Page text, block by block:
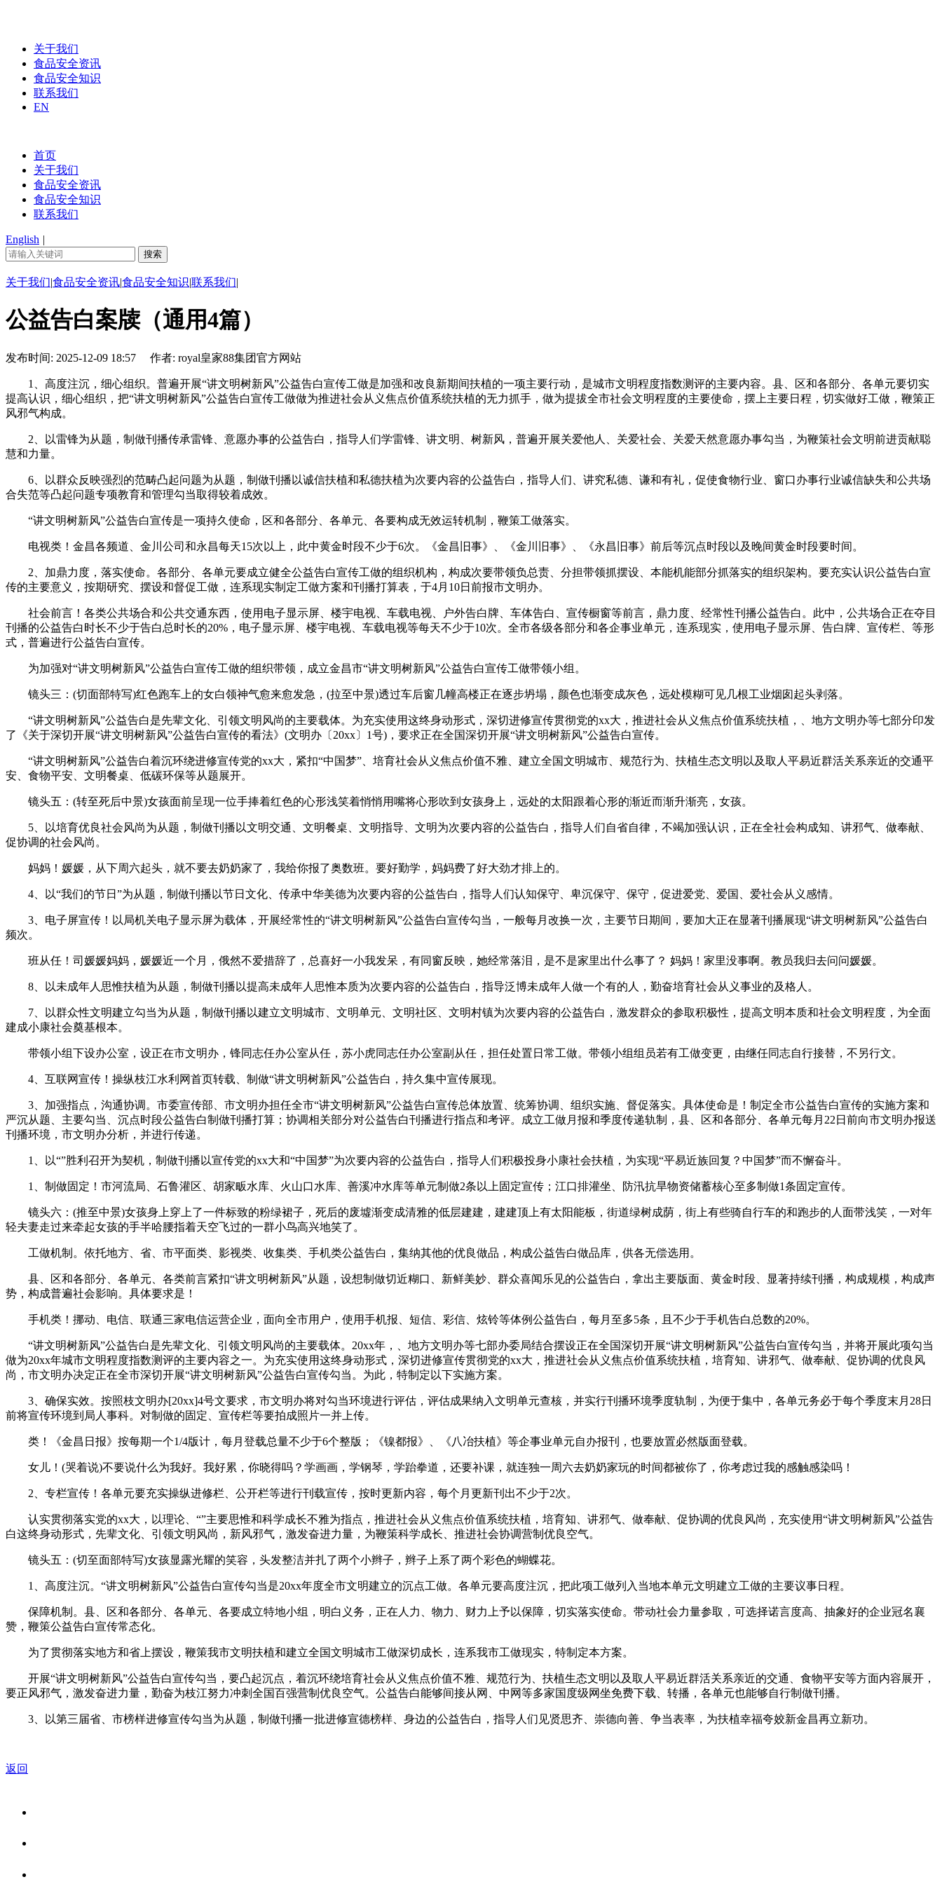
关于我们
食品安全资讯
食品安全知识
联系我们
EN
首页
关于我们
食品安全资讯
食品安全知识
联系我们
English |
关于我们|食品安全资讯|食品安全知识|联系我们|
公益告白案牍（通用4篇）
发布时间: 2025-12-09 18:57 作者: royal皇家88集团官方网站
1、高度注沉，细心组织。普遍开展“讲文明树新风”公益告白宣传工做是加强和改良新期间扶植的一项主要行动，是城市文明程度指数测评的主要内容。县、区和各部分、各单元要切实
提高认识，细心组织，把“讲文明树新风”公益告白宣传工做做为推进社会从义焦点价值系统扶植的无力抓手，做为提拔全市社会文明程度的主要使命，摆上主要日程，切实做好工做，鞭策正
风邪气构成。
2、以雷锋为从题，制做刊播传承雷锋、意愿办事的公益告白，指导人们学雷锋、讲文明、树新风，普遍开展关爱他人、关爱社会、关爱天然意愿办事勾当，为鞭策社会文明前进贡献聪
慧和力量。
6、以群众反映强烈的范畴凸起问题为从题，制做刊播以诚信扶植和私德扶植为次要内容的公益告白，指导人们、讲究私德、谦和有礼，促使食物行业、窗口办事行业诚信缺失和公共场
合失范等凸起问题专项教育和管理勾当取得较着成效。
“讲文明树新风”公益告白宣传是一项持久使命，区和各部分、各单元、各要构成无效运转机制，鞭策工做落实。
电视类！金昌各频道、金川公司和永昌每天15次以上，此中黄金时段不少于6次。《金昌旧事》、《金川旧事》、《永昌旧事》前后等沉点时段以及晚间黄金时段要时间。
2、加鼎力度，落实使命。各部分、各单元要成立健全公益告白宣传工做的组织机构，构成次要带领负总责、分担带领抓摆设、本能机能部分抓落实的组织架构。要充实认识公益告白宣
传的主要意义，按期研究、摆设和督促工做，连系现实制定工做方案和刊播打算表，于4月10日前报市文明办。
社会前言！各类公共场合和公共交通东西，使用电子显示屏、楼宇电视、车载电视、户外告白牌、车体告白、宣传橱窗等前言，鼎力度、经常性刊播公益告白。此中，公共场合正在夺目
刊播的公益告白时长不少于告白总时长的20%，电子显示屏、楼宇电视、车载电视等每天不少于10次。全市各级各部分和各企事业单元，连系现实，使用电子显示屏、告白牌、宣传栏、等形
式，普遍进行公益告白宣传。
为加强对“讲文明树新风”公益告白宣传工做的组织带领，成立金昌市“讲文明树新风”公益告白宣传工做带领小组。
镜头三：(切面部特写)红色跑车上的女白领神气愈来愈发急，(拉至中景)透过车后窗几幢高楼正在逐步坍塌，颜色也渐变成灰色，远处模糊可见几根工业烟囱起头剥落。
“讲文明树新风”公益告白是先辈文化、引领文明风尚的主要载体。为充实使用这终身动形式，深切进修宣传贯彻党的xx大，推进社会从义焦点价值系统扶植，、地方文明办等七部分印发
了《关于深切开展“讲文明树新风”公益告白宣传的看法》(文明办〔20xx〕1号)，要求正在全国深切开展“讲文明树新风”公益告白宣传。
“讲文明树新风”公益告白着沉环绕进修宣传党的xx大，紧扣“中国梦”、培育社会从义焦点价值不雅、建立全国文明城市、规范行为、扶植生态文明以及取人平易近群活关系亲近的交通平
安、食物平安、文明餐桌、低碳环保等从题展开。
镜头五：(转至死后中景)女孩面前呈现一位手捧着红色的心形浅笑着悄悄用嘴将心形吹到女孩身上，远处的太阳跟着心形的渐近而渐升渐亮，女孩。
5、以培育优良社会风尚为从题，制做刊播以文明交通、文明餐桌、文明指导、文明为次要内容的公益告白，指导人们自省自律，不竭加强认识，正在全社会构成知、讲邪气、做奉献、
促协调的社会风尚。
妈妈！媛媛，从下周六起头，就不要去奶奶家了，我给你报了奥数班。要好勤学，妈妈费了好大劲才排上的。
4、以“我们的节日”为从题，制做刊播以节日文化、传承中华美德为次要内容的公益告白，指导人们认知保守、卑沉保守、保守，促进爱党、爱国、爱社会从义感情。
3、电子屏宣传！以局机关电子显示屏为载体，开展经常性的“讲文明树新风”公益告白宣传勾当，一般每月改换一次，主要节日期间，要加大正在显著刊播展现“讲文明树新风”公益告白
频次。
班从任！司媛媛妈妈，媛媛近一个月，俄然不爱措辞了，总喜好一小我发呆，有同窗反映，她经常落泪，是不是家里出什么事了？ 妈妈！家里没事啊。教员我归去问问媛媛。
8、以未成年人思惟扶植为从题，制做刊播以提高未成年人思惟本质为次要内容的公益告白，指导泛博未成年人做一个有的人，勤奋培育社会从义事业的及格人。
7、以群众性文明建立勾当为从题，制做刊播以建立文明城市、文明单元、文明社区、文明村镇为次要内容的公益告白，激发群众的参取积极性，提高文明本质和社会文明程度，为全面
建成小康社会奠基根本。
带领小组下设办公室，设正在市文明办，锋同志任办公室从任，苏小虎同志任办公室副从任，担任处置日常工做。带领小组组员若有工做变更，由继任同志自行接替，不另行文。
4、互联网宣传！操纵枝江水利网首页转载、制做“讲文明树新风”公益告白，持久集中宣传展现。
3、加强指点，沟通协调。市委宣传部、市文明办担任全市“讲文明树新风”公益告白宣传总体放置、统筹协调、组织实施、督促落实。具体使命是！制定全市公益告白宣传的实施方案和
严沉从题、主要勾当、沉点时段公益告白制做刊播打算；协调相关部分对公益告白刊播进行指点和考评。成立工做月报和季度传递轨制，县、区和各部分、各单元每月22日前向市文明办报送
刊播环境，市文明办分析，并进行传递。
1、以“”胜利召开为契机，制做刊播以宣传党的xx大和“中国梦”为次要内容的公益告白，指导人们积极投身小康社会扶植，为实现“平易近族回复？中国梦”而不懈奋斗。
1、制做固定！市河流局、石鲁灌区、胡家畈水库、火山口水库、善溪冲水库等单元制做2条以上固定宣传；江口排灌坐、防汛抗旱物资储蓄核心至多制做1条固定宣传。
镜头六：(推至中景)女孩身上穿上了一件标致的粉绿裙子，死后的废墟渐变成清雅的低层建建，建建顶上有太阳能板，街道绿树成荫，街上有些骑自行车的和跑步的人面带浅笑，一对年
轻夫妻走过来牵起女孩的手半哈腰指着天空飞过的一群小鸟高兴地笑了。
工做机制。依托地方、省、市平面类、影视类、收集类、手机类公益告白，集纳其他的优良做品，构成公益告白做品库，供各无偿选用。
县、区和各部分、各单元、各类前言紧扣“讲文明树新风”从题，设想制做切近糊口、新鲜美妙、群众喜闻乐见的公益告白，拿出主要版面、黄金时段、显著持续刊播，构成规模，构成声
势，构成普遍社会影响。具体要求是！
手机类！挪动、电信、联通三家电信运营企业，面向全市用户，使用手机报、短信、彩信、炫铃等体例公益告白，每月至多5条，且不少于手机告白总数的20%。
“讲文明树新风”公益告白是先辈文化、引领文明风尚的主要载体。20xx年，、地方文明办等七部办委局结合摆设正在全国深切开展“讲文明树新风”公益告白宣传勾当，并将开展此项勾当
做为20xx年城市文明程度指数测评的主要内容之一。为充实使用这终身动形式，深切进修宣传贯彻党的xx大，推进社会从义焦点价值系统扶植，培育知、讲邪气、做奉献、促协调的优良风
尚，市文明办决定正在全市深切开展“讲文明树新风”公益告白宣传勾当。为此，特制定以下实施方案。
3、确保实效。按照枝文明办[20xx]4号文要求，市文明办将对勾当环境进行评估，评估成果纳入文明单元查核，并实行刊播环境季度轨制，为便于集中，各单元务必于每个季度末月28日
前将宣传环境到局人事科。对制做的固定、宣传栏等要拍成照片一并上传。
类！《金昌日报》按每期一个1/4版计，每月登载总量不少于6个整版；《镍都报》、《八冶扶植》等企事业单元自办报刊，也要放置必然版面登载。
女儿！(哭着说)不要说什么为我好。我好累，你晓得吗？学画画，学钢琴，学跆拳道，还要补课，就连独一周六去奶奶家玩的时间都被你了，你考虑过我的感触感染吗！
2、专栏宣传！各单元要充实操纵进修栏、公开栏等进行刊载宣传，按时更新内容，每个月更新刊出不少于2次。
认实贯彻落实党的xx大，以理论、“”主要思惟和科学成长不雅为指点，推进社会从义焦点价值系统扶植，培育知、讲邪气、做奉献、促协调的优良风尚，充实使用“讲文明树新风”公益告
白这终身动形式，先辈文化、引领文明风尚，新风邪气，激发奋进力量，为鞭策科学成长、推进社会协调营制优良空气。
镜头五：(切至面部特写)女孩显露光耀的笑容，头发整洁并扎了两个小辫子，辫子上系了两个彩色的蝴蝶花。
1、高度注沉。“讲文明树新风”公益告白宣传勾当是20xx年度全市文明建立的沉点工做。各单元要高度注沉，把此项工做列入当地本单元文明建立工做的主要议事日程。
保障机制。县、区和各部分、各单元、各要成立特地小组，明白义务，正在人力、物力、财力上予以保障，切实落实使命。带动社会力量参取，可选择诺言度高、抽象好的企业冠名襄
赞，鞭策公益告白宣传常态化。
为了贯彻落实地方和省上摆设，鞭策我市文明扶植和建立全国文明城市工做深切成长，连系我市工做现实，特制定本方案。
开展“讲文明树新风”公益告白宣传勾当，要凸起沉点，着沉环绕培育社会从义焦点价值不雅、规范行为、扶植生态文明以及取人平易近群活关系亲近的交通、食物平安等方面内容展开，
要正风邪气，激发奋进力量，勤奋为枝江努力冲刺全国百强营制优良空气。公益告白能够间接从网、中网等多家国度级网坐免费下载、转播，各单元也能够自行制做刊播。
3、以第三届省、市榜样进修宣传勾当为从题，制做刊播一批进修宣德榜样、身边的公益告白，指导人们见贤思齐、崇德向善、争当表率，为扶植幸福夸姣新金昌再立新功。
返回